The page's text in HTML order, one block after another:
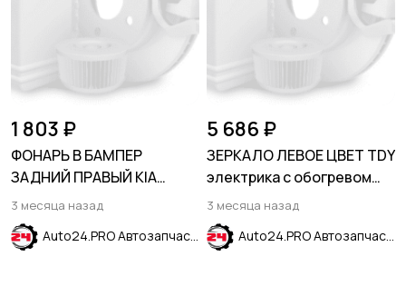
1 803 ₽
ФОНАРЬ В БАМПЕР
ЗАДНИЙ ПРАВЫЙ KIA
SPORTAGE SL 2010-2016
3 месяца назад
Auto24.PRO Автозапчасти
5 686 ₽
ЗЕРКАЛО ЛЕВОЕ ЦВЕТ TDY
электрика с обогревом
KIA RIO 2011-2017
3 месяца назад
Auto24.PRO Автозапчасти